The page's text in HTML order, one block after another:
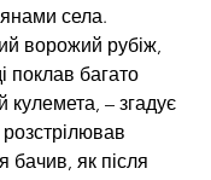
села.
ворожий рубіж,
поклав багато
кулемета, – згадує
бачив, як після